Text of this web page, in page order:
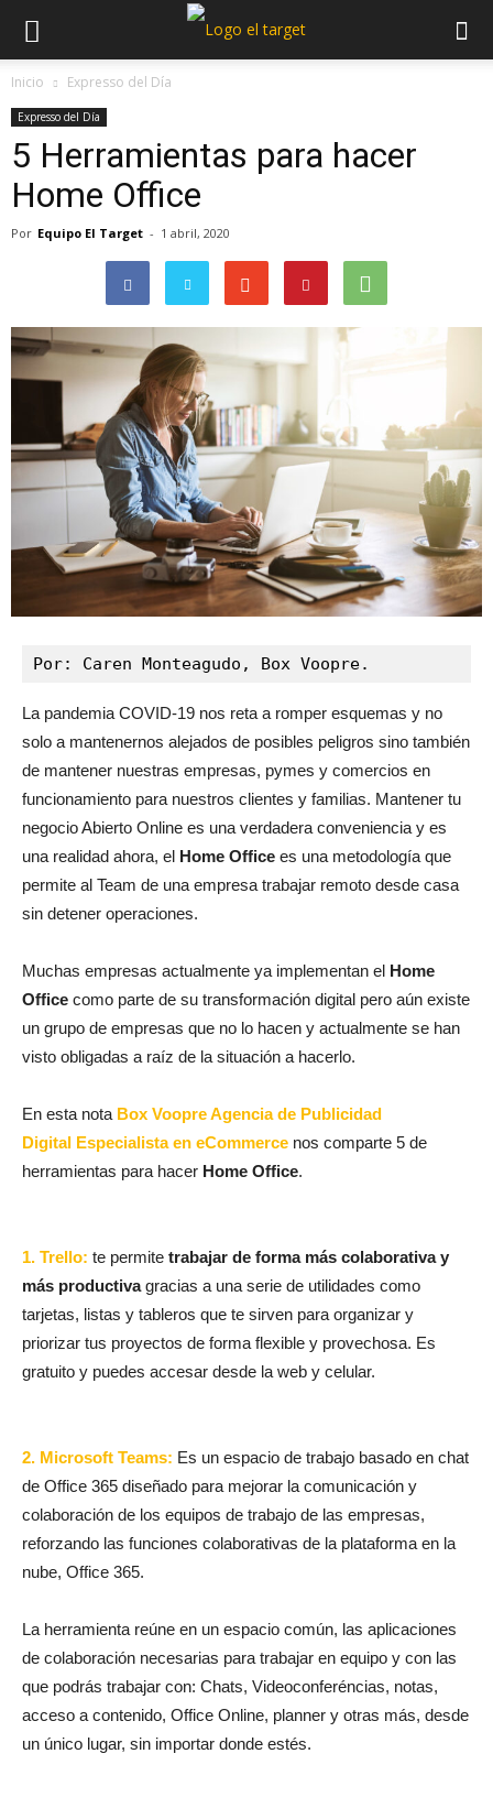
Inicio Expresso del Día
Expresso del Día
5 Herramientas para hacer
Home Office
Por Equipo El Target - 1 abril, 2020
Por: Caren Monteagudo , Box Voopre.
La pandemia COVID-19 nos reta a romper esquemas y no
solo a mantenernos alejados de posibles peligros sino también
de mantener nuestras empresas, pymes y comercios en
funcionamiento para nuestros clientes y familias. Mantener tu
negocio Abierto Online es una verdadera conveniencia y es
una realidad ahora, el Home Office es una metodología que
permite al Team de una empresa trabajar remoto desde casa
sin detener operaciones.
Muchas empresas actualmente ya implementan el Home
Office como parte de su transformación digital pero aún existe
un grupo de empresas que no lo hacen y actualmente se han
visto obligadas a raíz de la situación a hacerlo.
En esta nota Box Voopre Agencia de Publicidad
Digital Especialista en eCommerce nos comparte 5 de
herramientas para hacer Home Office.
1. Trello: te permite trabajar de forma más colaborativa y
más productivagracias a una serie de utilidades como
tarjetas, listas y tableros que te sirven para organizar y
priorizar tus proyectos de forma flexible y provechosa. Es
gratuito y puedes accesar desde la web y celular.
2. Microsoft Teams: Es un espacio de trabajo basado en chat
de Office 365 diseñado para mejorar la comunicación y
colaboración de los equipos de trabajo de las empresas,
reforzando las funciones colaborativas de la plataforma en la
nube, Office 365.
La herramienta reúne en un espacio común, las aplicaciones
de colaboración necesarias para trabajar en equipo y con las
que podrás trabajar con: Chats, Videoconferéncias, notas,
acceso a contenido, Office Online, planner y otras más, desde
un único lugar, sin importar donde estés.